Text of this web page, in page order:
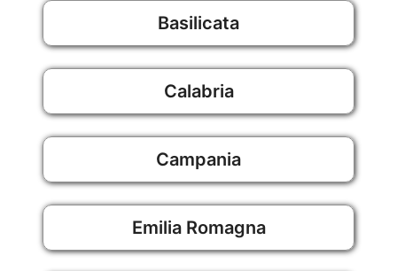
Basilicata
Calabria
Campania
Emilia Romagna